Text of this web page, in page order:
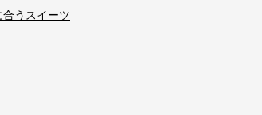
合うスイーツ